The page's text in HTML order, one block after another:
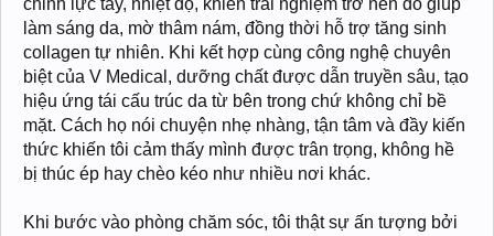
chỉnh lực tay, nhiệt độ, khiến trải nghiệm trở nên do giúp
làm sáng da, mờ thâm nám, đồng thời hỗ trợ tăng sinh
collagen tự nhiên. Khi kết hợp cùng công nghệ chuyên
biệt của V Medical, dưỡng chất được dẫn truyền sâu, tạo
hiệu ứng tái cấu trúc da từ bên trong chứ không chỉ bề
mặt. Cách họ nói chuyện nhẹ nhàng, tận tâm và đầy kiến
thức khiến tôi cảm thấy mình được trân trọng, không hề
bị thúc ép hay chèo kéo như nhiều nơi khác.
Khi bước vào phòng chăm sóc, tôi thật sự ấn tượng bởi